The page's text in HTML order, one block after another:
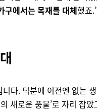
구에서는 목재를 대체했죠
다. 덕분에 이전엔 없는
새로운 풍물’로 자리 잡았